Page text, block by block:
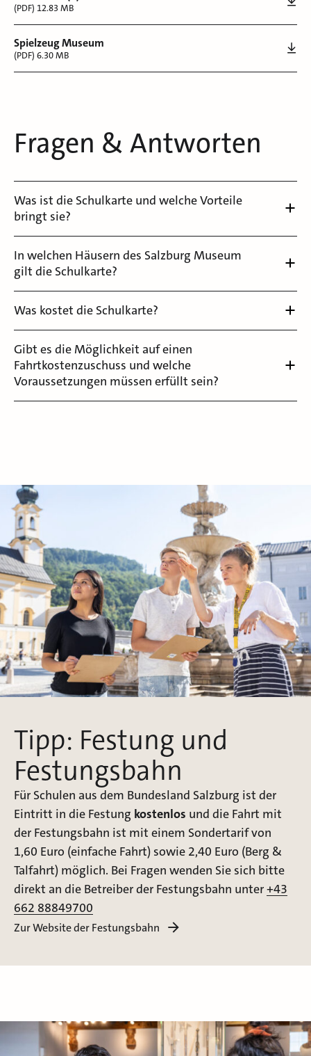
(PDF) 12.83 MB
Spielzeug Museum
(PDF) 6.30 MB
Fragen & Antworten
Was ist die Schulkarte und welche Vorteile
bringt sie?
In welchen Häusern des Salzburg Museum
gilt die Schulkarte?
Was kostet die Schulkarte?
Gibt es die Möglichkeit auf einen
Fahrtkostenzuschuss und welche
Voraussetzungen müssen erfüllt sein?
Tipp: Festung und
Festungsbahn
Für Schulen aus dem Bundesland Salzburg ist der
Eintritt in die Festung kostenlos und die Fahrt mit
der Festungsbahn ist mit einem Sondertarif von
1,60 Euro (einfache Fahrt) sowie 2,40 Euro (Berg &
Talfahrt) möglich. Bei Fragen wenden Sie sich bitte
direkt an die Betreiber der Festungsbahn unter+43
662 88849700
Zur Website der Festungsbahn